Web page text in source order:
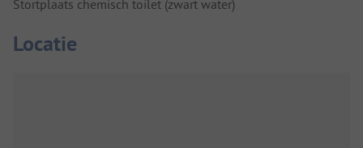
Stortplaats chemisch toilet (zwart water)
Locatie